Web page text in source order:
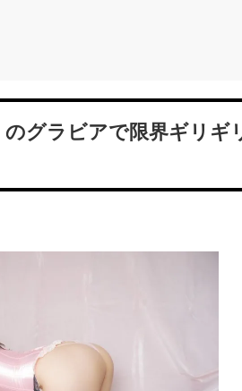
グラビアで限界ギリギ